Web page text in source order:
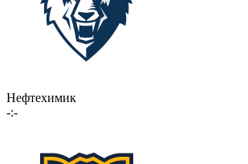
Нефтехимик
-:-